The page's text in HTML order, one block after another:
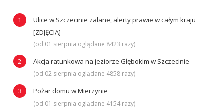
Ulice w Szczecinie zalane, alerty prawie w całym kraju
[ZDJĘCIA]
(od 01 sierpnia oglądane 8423 razy)
Akcja ratunkowa na jeziorze Głębokim w Szczecinie
(od 02 sierpnia oglądane 4858 razy)
Pożar domu w Mierzynie
(od 01 sierpnia oglądane 4154 razy)